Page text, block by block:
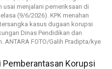
usai menjalani pemeriksaan di
(9/6/2026). KPK menahan
kasus dugaan korupsi
Dinas Pendidikan dan
ANTARA FOTO/Galih Pradipta/kye
Pemberantasan Korupsi